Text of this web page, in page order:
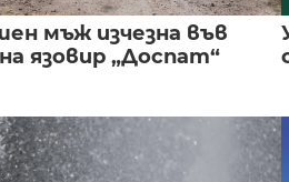
мъж изчезна във
язовир „Доспат“